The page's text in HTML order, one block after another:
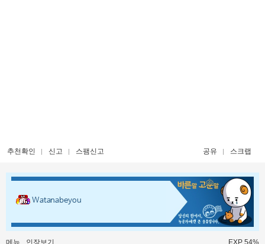
추천확인 신고 스팸신고 공유 스크랩
Watanabeyou
메뉴 인장보기 EXP 54%